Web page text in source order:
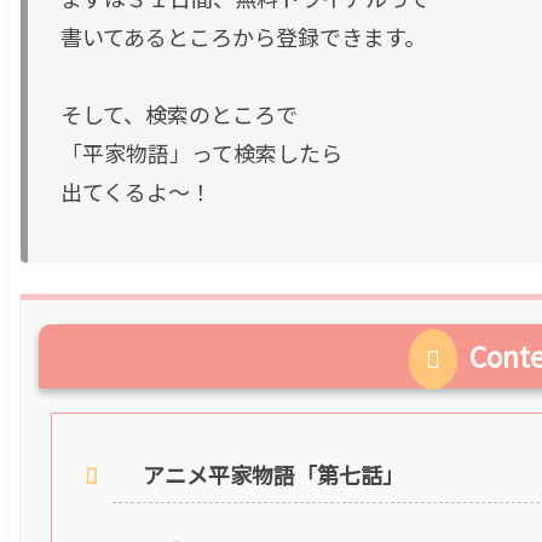
書いてあるところから登録できます。
そして、検索のところで
「平家物語」って検索したら
出てくるよ〜！
アニメ平家物語「第七話」